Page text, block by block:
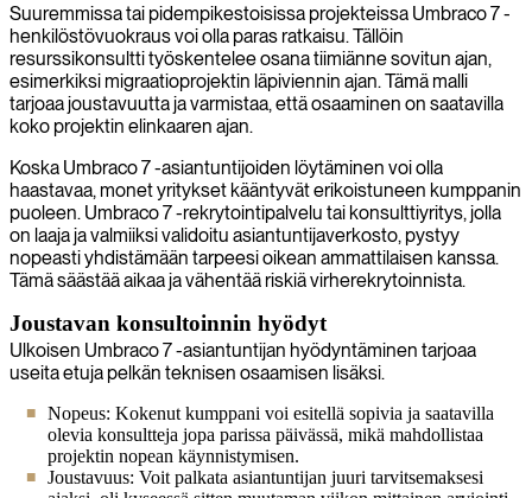
Suuremmissa tai pidempikestoisissa projekteissa Umbraco 7 -
henkilöstövuokraus voi olla paras ratkaisu. Tällöin
resurssikonsultti työskentelee osana tiimiänne sovitun ajan,
esimerkiksi migraatioprojektin läpiviennin ajan. Tämä malli
tarjoaa joustavuutta ja varmistaa, että osaaminen on saatavilla
koko projektin elinkaaren ajan.
Koska Umbraco 7 -asiantuntijoiden löytäminen voi olla
haastavaa, monet yritykset kääntyvät erikoistuneen kumppanin
puoleen. Umbraco 7 -rekrytointipalvelu tai konsulttiyritys, jolla
on laaja ja valmiiksi validoitu asiantuntijaverkosto, pystyy
nopeasti yhdistämään tarpeesi oikean ammattilaisen kanssa.
Tämä säästää aikaa ja vähentää riskiä virherekrytoinnista.
Joustavan konsultoinnin hyödyt
Ulkoisen Umbraco 7 -asiantuntijan hyödyntäminen tarjoaa
useita etuja pelkän teknisen osaamisen lisäksi.
Nopeus: Kokenut kumppani voi esitellä sopivia ja saatavilla
olevia konsultteja jopa parissa päivässä, mikä mahdollistaa
projektin nopean käynnistymisen.
Joustavuus: Voit palkata asiantuntijan juuri tarvitsemaksesi